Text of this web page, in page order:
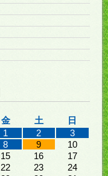
金 土
日
1
2
3
8 9
10
15 16
17
22 23
24